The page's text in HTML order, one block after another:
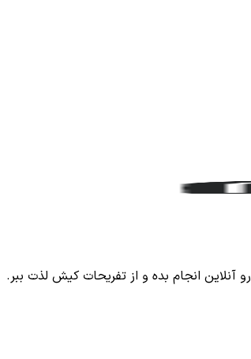
رو آنلاین انجام بده و از تفریحات کیش لذت ببر.